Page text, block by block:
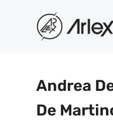
contenuto
Andrea
De